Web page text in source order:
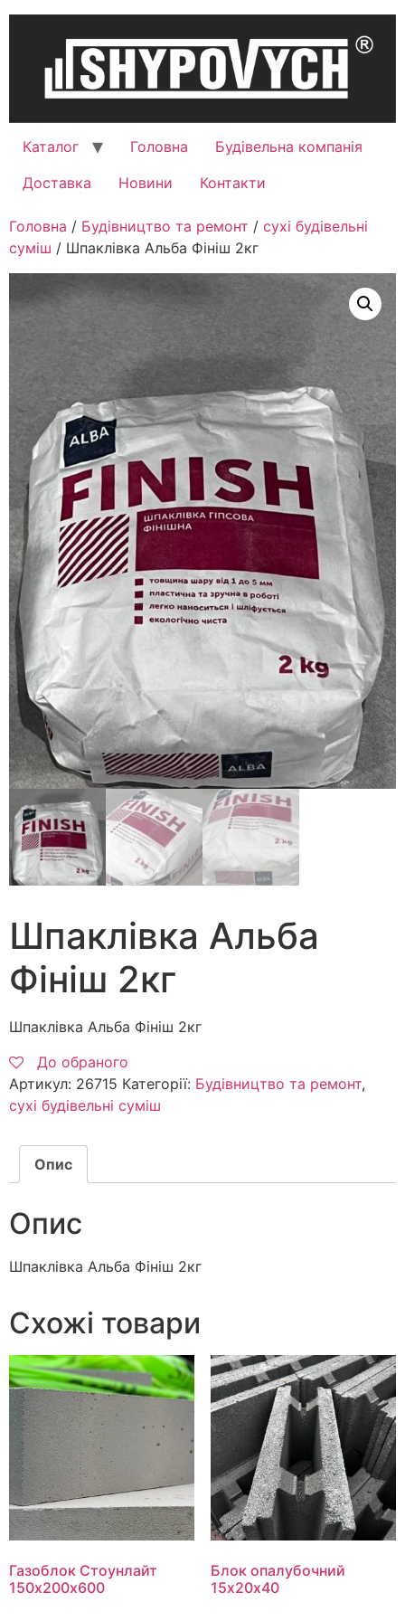
Каталог Головна
Будівельна компанія
Доставка
Новини Контакти
Головна / Будівництво та ремонт / сухі будівельні
суміш / Шпаклівка Альба Фініш 2кг
Шпаклівка Альба
Фініш 2кг
Шпаклівка Альба Фініш 2кг
До обраного
Артикул: 26715 Категорії: Будівництво та ремонт,
сухі будівельні суміш
Опис
Опис
Шпаклівка Альба Фініш 2кг
Схожі товари
Газоблок Стоунлайт
150х200х600
Блок опалубочний
15х20х40